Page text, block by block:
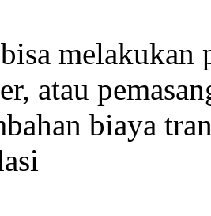
melakukan
atau
biaya